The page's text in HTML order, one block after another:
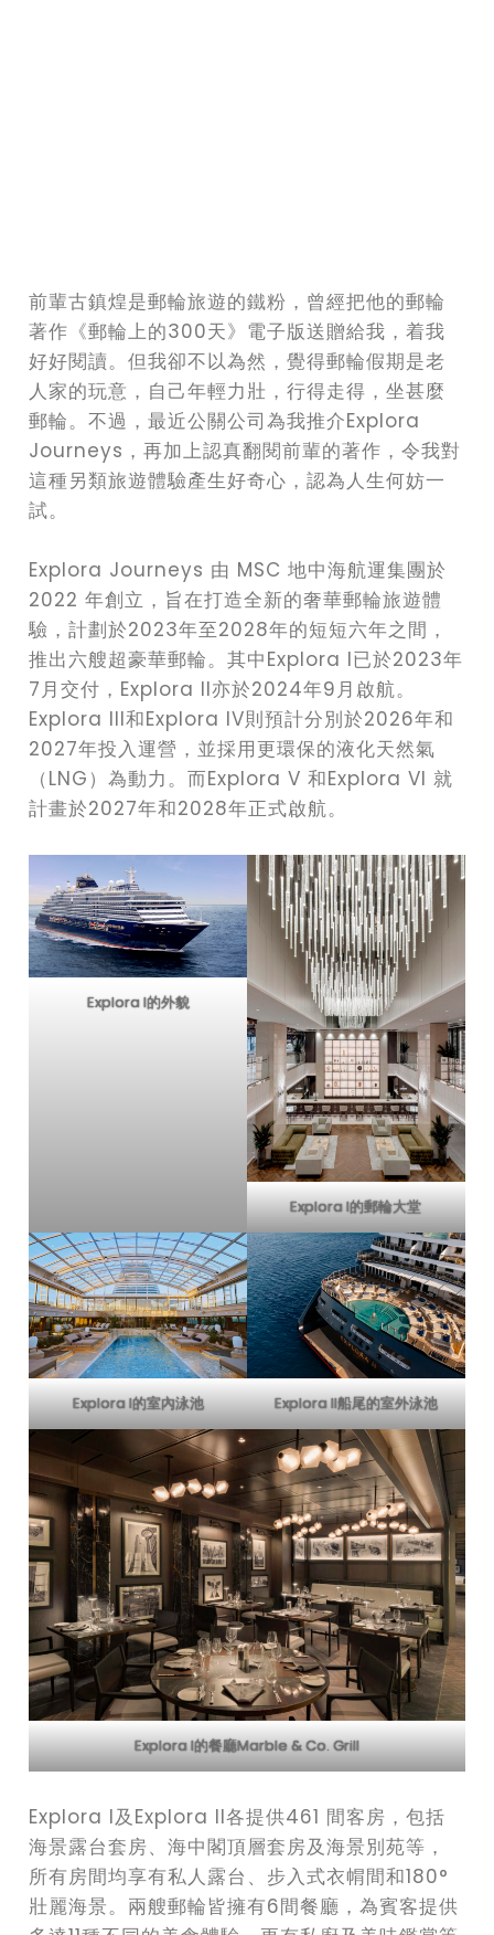
前輩古鎮煌是郵輪旅遊的鐵粉，曾經把他的郵輪
著作《郵輪上的300天》電子版送贈給我，着我
好好閱讀。但我卻不以為然，覺得郵輪假期是老
人家的玩意，自己年輕力壯，行得走得，坐甚麼
郵輪。不過，最近公關公司為我推介Explora
Journeys，再加上認真翻閱前輩的著作，令我對
這種另類旅遊體驗產生好奇心，認為人生何妨一
試。
Explora Journeys 由 MSC 地中海航運集團於
2022 年創立，旨在打造全新的奢華郵輪旅遊體
驗，計劃於2023年至2028年的短短六年之間，
推出六艘超豪華郵輪。其中Explora I已於2023年
7月交付，Explora II亦於2024年9月啟航。
Explora III和Explora IV則預計分別於2026年和
2027年投入運營，並採用更環保的液化天然氣
（LNG）為動力。而Explora V 和Explora VI 就
計畫於2027年和2028年正式啟航。
Explora I的外貌
Explora I的郵輪大堂
Explora I的室內泳池 Explora II船尾的室外泳池
Explora I的餐廳Marble & Co. Grill
Explora I及Explora II各提供461 間客房，包括
海景露台套房、海中閣頂層套房及海景別苑等，
所有房間均享有私人露台、步入式衣㡌間和180°
壯麗海景。兩艘郵輪皆擁有6間餐廳，為賓客提供